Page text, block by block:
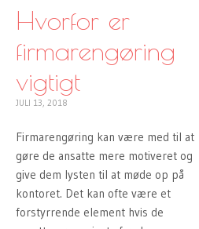
Hvorfor er
firmarengøring
vigtigt
JULI 13, 2018
Firmarengøring kan være med til at
gøre de ansatte mere motiveret og
give dem lysten til at møde op på
kontoret. Det kan ofte være et
forstyrrende element hvis de